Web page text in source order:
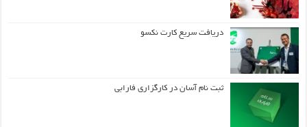
دریافت سریع کارت نکسو
ثبت نام آسان در کارگزاری فارابی